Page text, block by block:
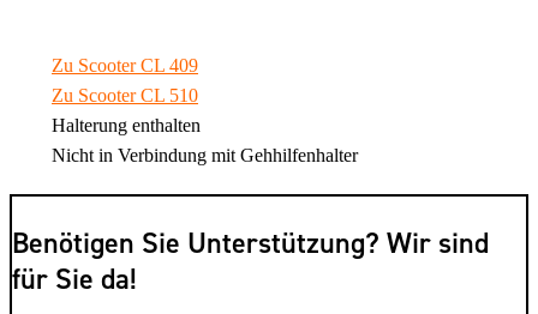
Zu Scooter CL 409
Zu Scooter CL 510
Halterung enthalten
Nicht in Verbindung mit Gehhilfenhalter
Benötigen Sie Unterstützung? Wir sind
für Sie da!